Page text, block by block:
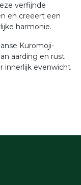
verfijnde
en creëert een
harmonie.
Kuromoji-
aarding en rust
innerlijk evenwicht